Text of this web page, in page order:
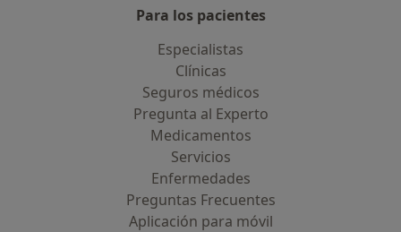
Para los pacientes
Especialistas
Clínicas
Seguros médicos
Pregunta al Experto
Medicamentos
Servicios
Enfermedades
Preguntas Frecuentes
Aplicación para móvil